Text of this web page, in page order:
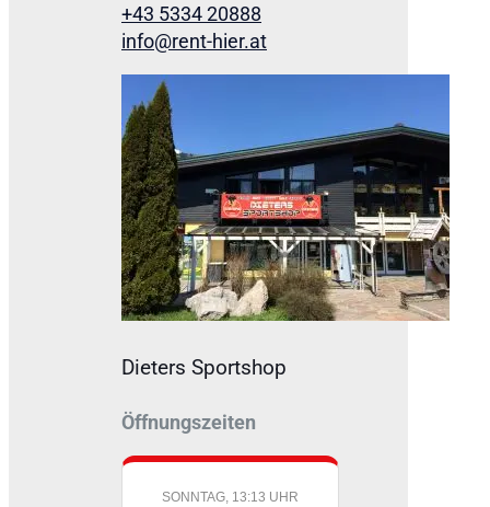
+43 5334 20888
info@rent-hier.at
Dieters Sportshop
Öffnungszeiten
SONNTAG, 13:13 UHR